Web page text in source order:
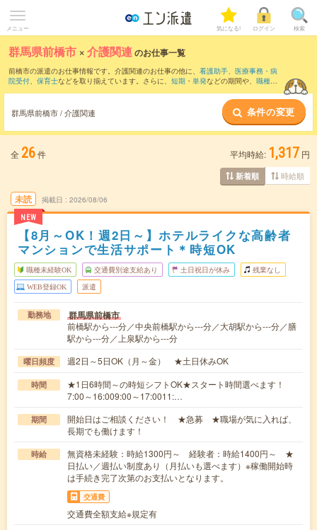
メニュー 気になる! ログイン 検索
群馬県前橋市 ×介護関連のお仕事一覧
前橋市の派遣のお仕事情報です。介護関連のお仕事の他に、 看護助手、 医療事務・病
院受付、 保育士などを取り揃えています。さらに、 短期 ・ 単発などの期間や、 職種未
群馬県前橋市 / 介護関連 条件の変更
全 26件 平均時給: 1,317 円
新着順 時給順
未読
NEW
掲載日 2026/08/06
【8月～OK！週2日～】ホテルライクな高齢者
マンションで生活サポート＊時短OK
職種未経験OK 交通費別途支給あり 土日祝日が休み 残業なし
WEB登録OK 派遣
勤務地 群馬県前橋市
前橋駅から---分／中央前橋駅から---分／大胡駅から---分／膳
駅から---分／上泉駅から---分
曜日頻度 週2日～5日OK（月～金） ★土日休みOK
時間
★1日6時間～の時短シフトOK★スタート時間選べます！
7:00～16:009:00～17:0011:…
期間
開始日はご相談ください！ ★急募 ★職場が気に入れば、
長期でも働けます！
時給
無資格未経験：時給1300円～ 経験者：時給1400円～ ★
日払い／週払い制度あり（月払いも選べます）※稼働開始時
は手続き完了次第のお支払いとなります。
交通費
交通費全額支給※規定有